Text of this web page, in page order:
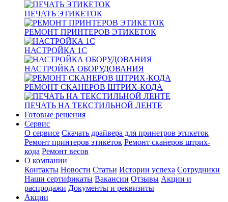
ПЕЧАТЬ ЭТИКЕТОК
РЕМОНТ ПРИНТЕРОВ ЭТИКЕТОК
НАСТРОЙКА 1С
НАСТРОЙКА ОБОРУДОВАНИЯ
РЕМОНТ СКАНЕРОВ ШТРИХ-КОДА
ПЕЧАТЬ НА ТЕКСТИЛЬНОЙ ЛЕНТЕ
Готовые решения
Сервис
О сервисе Скачать драйвера для принетров этикеток
Ремонт принтеров этикеток Ремонт сканеров штрих-
кода Ремонт весов
О компании
Контакты Новости Статьи Истории успеха Сотрудники
Наши сертификаты Вакансии Отзывы Акции и
распродажи Документы и реквизиты
Акции